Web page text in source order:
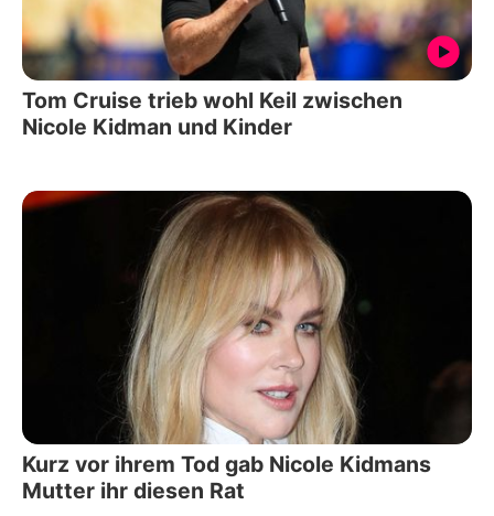
Tom Cruise trieb wohl Keil zwischen
Nicole Kidman und Kinder
Kurz vor ihrem Tod gab Nicole Kidmans
Mutter ihr diesen Rat